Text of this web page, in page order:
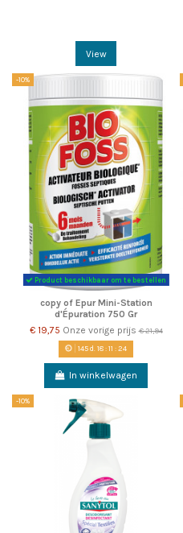
View
-10%
Product beschikbaar om te bestellen
copy of Epur Mini-Station
d'Épuration 750 Gr
€ 19,75 Onze vorige prijs€ 21,94
145d.18:11 :22
In winkelwagen
-10%